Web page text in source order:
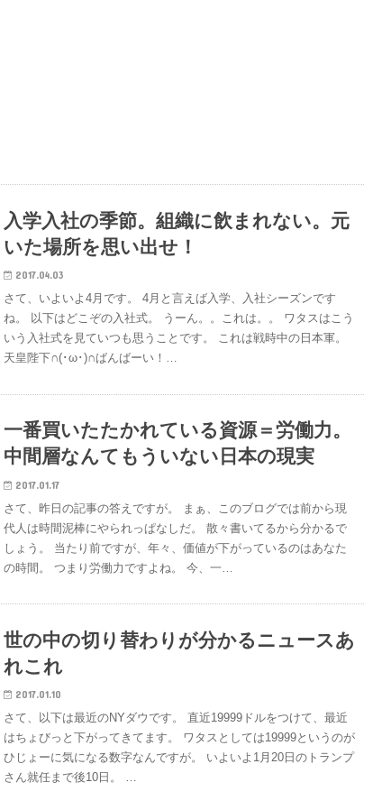
入学入社の季節。組織に飲まれない。元
いた場所を思い出せ！
2017.04.03
さて、いよいよ4月です。 4月と言えば入学、入社シーズンです
ね。 以下はどこぞの入社式。 うーん。。これは。。 ワタスはこう
いう入社式を見ていつも思うことです。 これは戦時中の日本軍。
天皇陛下∩(･ω･)∩ばんばーい！…
一番買いたたかれている資源＝労働力。
中間層なんてもういない日本の現実
2017.01.17
さて、昨日の記事の答えですが。 まぁ、このブログでは前から現
代人は時間泥棒にやられっぱなしだ。 散々書いてるから分かるで
しょう。 当たり前ですが、年々、価値が下がっているのはあなた
の時間。 つまり労働力ですよね。 今、一…
世の中の切り替わりが分かるニュースあ
れこれ
2017.01.10
さて、以下は最近のNYダウです。 直近19999ドルをつけて、最近
はちょびっと下がってきてます。 ワタスとしては19999というのが
ひじょーに気になる数字なんですが。 いよいよ1月20日のトランプ
さん就任まで後10日。 …